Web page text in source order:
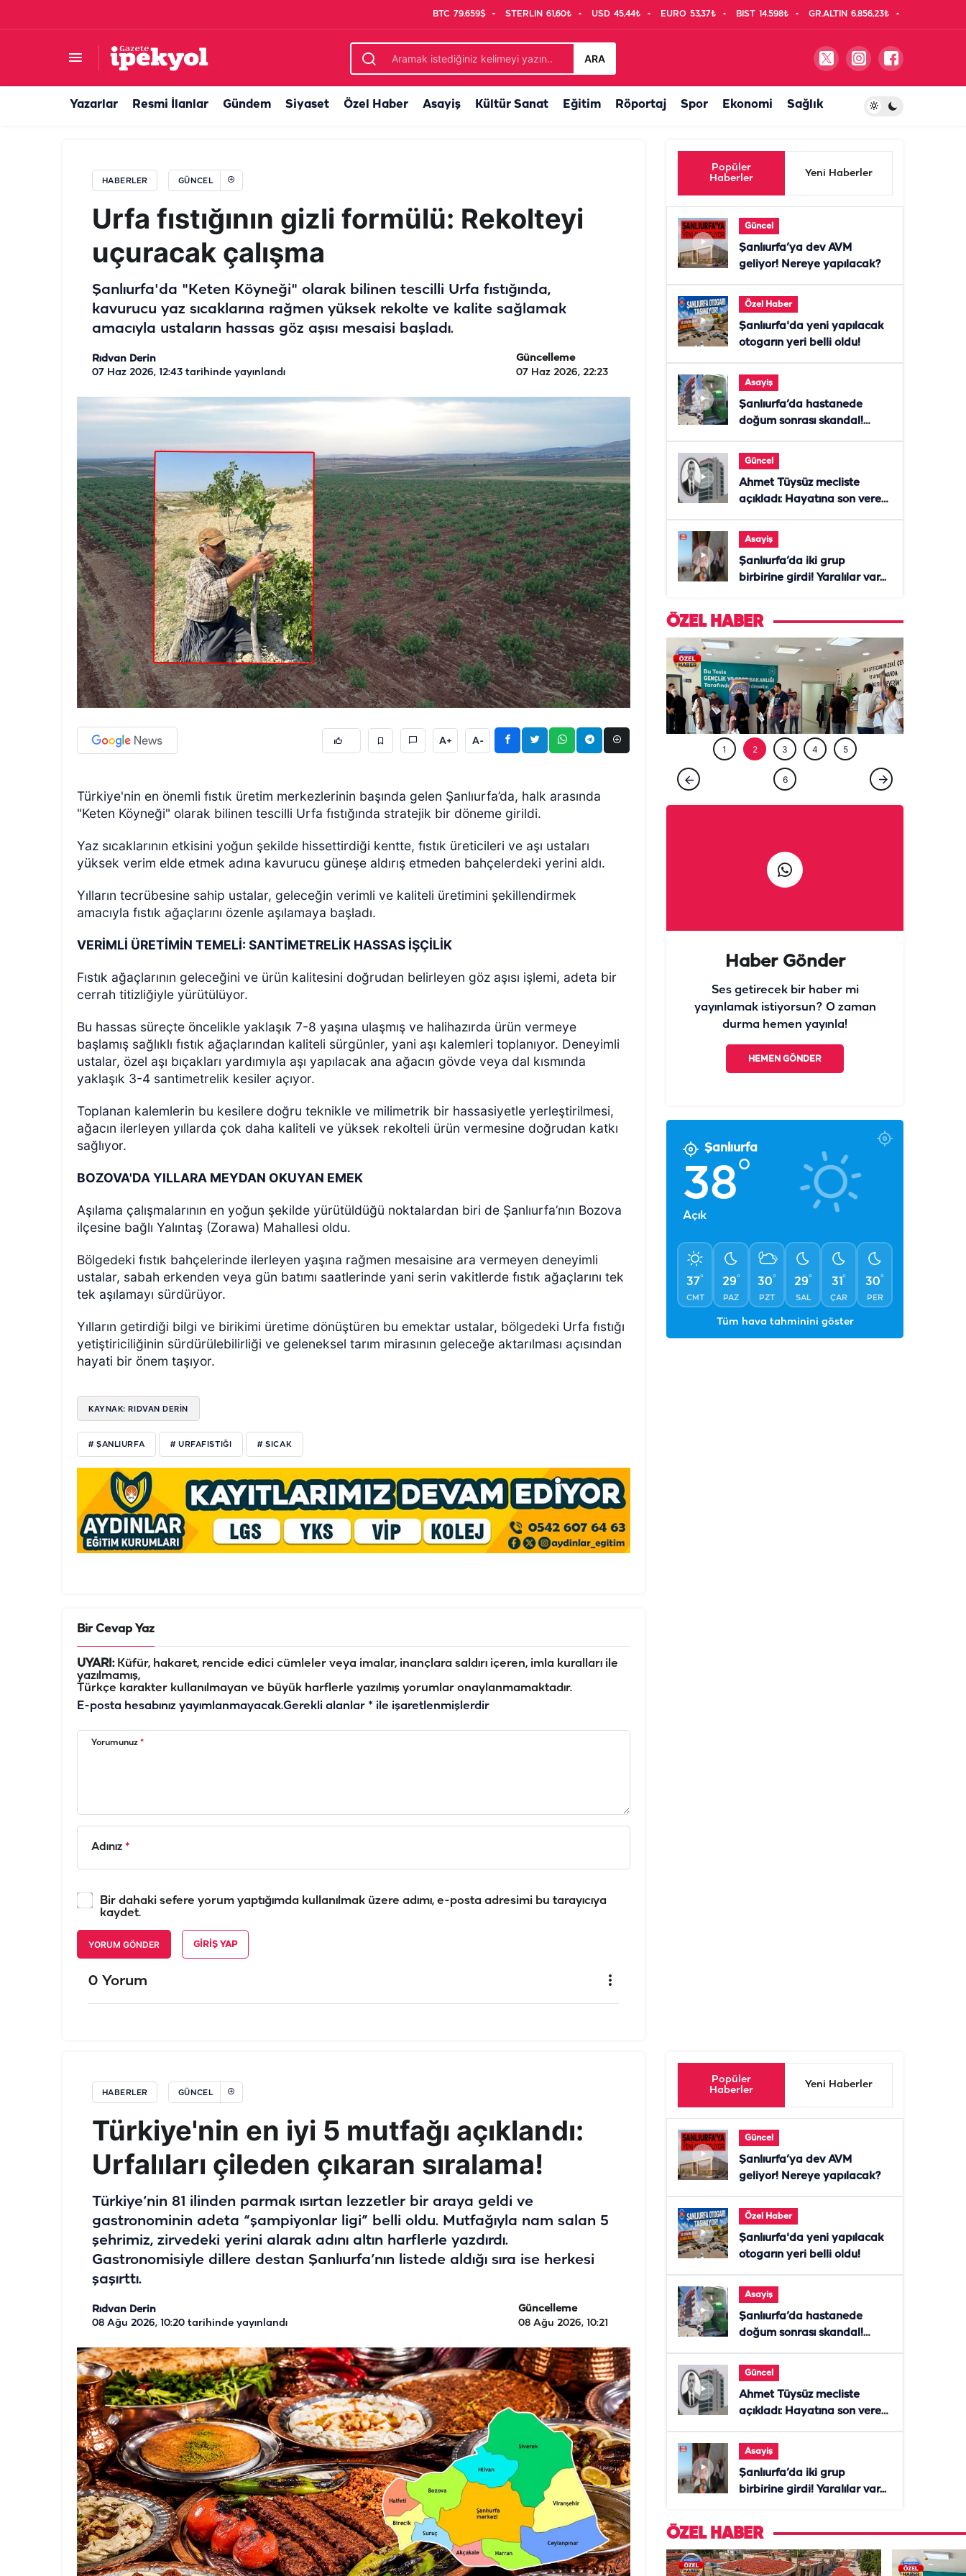
BTC 79.659$ STERLIN 61,60₺ USD 45,44₺ EURO 53,37₺ BIST 14.598₺ GR.ALTIN 6.856,23₺
ARA
Yazarlar Resmi İlanlar Gündem Siyaset Özel Haber Asayiş Kültür Sanat Eğitim Röportaj Spor Ekonomi Sağlık
HABERLER GÜNCEL
Urfa fıstığının gizli formülü: Rekolteyi
uçuracak çalışma
Şanlıurfa'da "Keten Köyneği" olarak bilinen tescilli Urfa fıstığında,
kavurucu yaz sıcaklarına rağmen yüksek rekolte ve kalite sağlamak
amacıyla ustaların hassas göz aşısı mesaisi başladı.
Rıdvan Derin
07 Haz 2026, 12:43 tarihinde yayınlandı
Güncelleme
07 Haz 2026, 22:23
A+ A-
Türkiye'nin en önemli fıstık üretim merkezlerinin başında gelen Şanlıurfa’da, halk arasında
"Keten Köyneği" olarak bilinen tescilli Urfa fıstığında stratejik bir döneme girildi.
Yaz sıcaklarının etkisini yoğun şekilde hissettirdiği kentte, fıstık üreticileri ve aşı ustaları
yüksek verim elde etmek adına kavurucu güneşe aldırış etmeden bahçelerdeki yerini aldı.
Yılların tecrübesine sahip ustalar, geleceğin verimli ve kaliteli üretimini şekillendirmek
amacıyla fıstık ağaçlarını özenle aşılamaya başladı.
VERİMLİ ÜRETİMİN TEMELİ: SANTİMETRELİK HASSAS İŞÇİLİK
Fıstık ağaçlarının geleceğini ve ürün kalitesini doğrudan belirleyen göz aşısı işlemi, adeta bir
cerrah titizliğiyle yürütülüyor.
Bu hassas süreçte öncelikle yaklaşık 7-8 yaşına ulaşmış ve halihazırda ürün vermeye
başlamış sağlıklı fıstık ağaçlarından kaliteli sürgünler, yani aşı kalemleri toplanıyor. Deneyimli
ustalar, özel aşı bıçakları yardımıyla aşı yapılacak ana ağacın gövde veya dal kısmında
yaklaşık 3-4 santimetrelik kesiler açıyor.
Toplanan kalemlerin bu kesilere doğru teknikle ve milimetrik bir hassasiyetle yerleştirilmesi,
ağacın ilerleyen yıllarda çok daha kaliteli ve yüksek rekolteli ürün vermesine doğrudan katkı
sağlıyor.
BOZOVA'DA YILLARA MEYDAN OKUYAN EMEK
Aşılama çalışmalarının en yoğun şekilde yürütüldüğü noktalardan biri de Şanlıurfa’nın Bozova
ilçesine bağlı Yalıntaş (Zorawa) Mahallesi oldu.
Bölgedeki fıstık bahçelerinde ilerleyen yaşına rağmen mesaisine ara vermeyen deneyimli
ustalar, sabah erkenden veya gün batımı saatlerinde yani serin vakitlerde fıstık ağaçlarını tek
tek aşılamayı sürdürüyor.
Yılların getirdiği bilgi ve birikimi üretime dönüştüren bu emektar ustalar, bölgedeki Urfa fıstığı
yetiştiriciliğinin sürdürülebilirliği ve geleneksel tarım mirasının geleceğe aktarılması açısından
hayati bir önem taşıyor.
KAYNAK: RIDVAN DERİN
# ŞANLIURFA # URFAFISTIĞI # SICAK
Bir Cevap Yaz
UYARI:Küfür, hakaret, rencide edici cümleler veya imalar, inançlara saldırı içeren, imla kuralları ile
yazılmamış,
Türkçe karakter kullanılmayan ve büyük harflerle yazılmış yorumlar onaylanmamaktadır.
E-posta hesabınız yayımlanmayacak.Gerekli alanlar * ile işaretlenmişlerdir
Yorumunuz *
Adınız *
Bir dahaki sefere yorum yaptığımda kullanılmak üzere adımı, e-posta adresimi bu tarayıcıya
kaydet.
YORUM GÖNDER GIRIŞ YAP
0 Yorum
Popüler
Haberler
Yeni Haberler
Güncel
Şanlıurfa’ya dev AVM
geliyor! Nereye yapılacak?
Özel Haber
Şanlıurfa'da yeni yapılacak
otogarın yeri belli oldu!
Asayiş
Şanlıurfa’da hastanede
doğum sonrası skandal!
Güncel
Ahmet Tüysüz mecliste
açıkladı: Hayatına son veren
ölmezdim" notunu bıraktı
Asayiş
Şanlıurfa’da iki grup
birbirine girdi! Yaralılar var...
ÖZEL HABER
GÜNCEL
Şanlıurfa’da ‘Milyoner’ olmak isteyenler
1 2 3 4 5
6
Haber Gönder
Ses getirecek bir haber mi
yayınlamak istiyorsun? O zaman
durma hemen yayınla!
HEMEN GÖNDER
Şanlıurfa
38°
Açık
37°
CMT
29°
PAZ
30°
PZT
29°
SAL
31°
ÇAR
30°
PER
Tüm hava tahminini göster
HABERLER GÜNCEL
Türkiye'nin en iyi 5 mutfağı açıklandı:
Urfalıları çileden çıkaran sıralama!
Türkiye’nin 81 ilinden parmak ısırtan lezzetler bir araya geldi ve
gastronominin adeta “şampiyonlar ligi” belli oldu. Mutfağıyla nam salan 5
şehrimiz, zirvedeki yerini alarak adını altın harflerle yazdırdı.
Gastronomisiyle dillere destan Şanlıurfa’nın listede aldığı sıra ise herkesi
şaşırttı.
Rıdvan Derin
08 Ağu 2026, 10:20 tarihinde yayınlandı
Güncelleme
08 Ağu 2026, 10:21
Türkiye'nin en iyi 5 mutfağı açıklandı: Urfalıları çileden çıkaran sıralama!
Popüler
Haberler
Yeni Haberler
Güncel
Şanlıurfa’ya dev AVM
geliyor! Nereye yapılacak?
Özel Haber
Şanlıurfa'da yeni yapılacak
otogarın yeri belli oldu!
Asayiş
Şanlıurfa’da hastanede
doğum sonrası skandal!
Güncel
Ahmet Tüysüz mecliste
açıkladı: Hayatına son veren
ölmezdim" notunu bıraktı
Asayiş
Şanlıurfa’da iki grup
birbirine girdi! Yaralılar var...
ÖZEL HABER